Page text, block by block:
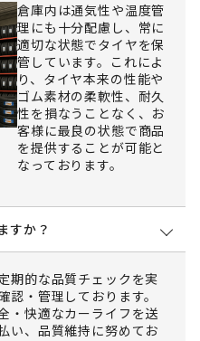
倉庫内は通気性や温度管
理にも十分配慮し、常に
適切な状態でタイヤを保
管しています。これによ
り、タイヤ本来の性能や
ゴム素材の柔軟性、耐久
性を損なうことなく、お
客様に最良の状態で商品
を提供することが可能と
なっております。
すか？
期的な品質チェックを実
・管理しております。
・快適なカーライフを送
い、品質維持に努めてお